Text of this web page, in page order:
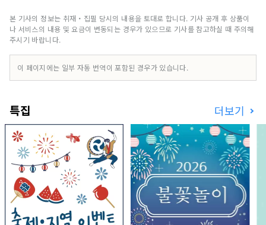
쳤습니다. 엄청난 피해를 받았지만, 전세계의 지원
으로 부흥의 거리를 걸어 왔습니다. 방재 교육에도
할 수 있습니다. 【북부의 명소】 타노하타무라에
는 높이 200미터의 절벽이 이어지는 「기타야마자
와 같이 받은 「정토가 하마」, 야마다마치에는 온
화한 만내에 떠 있는 오시마(오오시마) 「통칭:네덜
란드섬」과 코지마(코시마) 등, 박력 있는 절경이
펼쳐집니다. 이 지역을 즐기려면 산리쿠 철도가 딱
입니다. 지역선을 타고 여유롭게 차창의 풍경을 즐
길 수 있습니다. 【중부의 명소】 오쓰마쵸에는 ‘효
탄섬’의 애칭으로 읍민들에게 사랑받고 있는 ‘蓬莱
島’, 가마이시시에는 현존하는 일본에서 가장 오래
된 서양식 고로터로 세계유산에 등록되어 있는 ‘하
시노 철광산’ 등 바다와 산, 각각을 즐길 수 있습니
본 기사의 정보는 취재・집필 당시의 내용을 토대로 합니다. 기사 공개 후 상품이
나 서비스의 내용 및 요금이 변동되는 경우가 있으므로 기사를 참고하실 때 주의해
주시기 바랍니다.
이 페이지에는 일부 자동 번역이 포함된 경우가 있습니다.
특집 더보기